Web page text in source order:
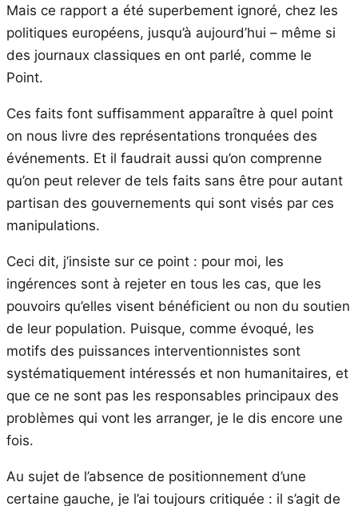
Mais ce rapport a été superbement ignoré, chez les
politiques européens, jusqu’à aujourd’hui – même si
des journaux classiques en ont parlé, comme le
Point.
Ces faits font suffisamment apparaître à quel point
on nous livre des représentations tronquées des
événements. Et il faudrait aussi qu’on comprenne
qu’on peut relever de tels faits sans être pour autant
partisan des gouvernements qui sont visés par ces
manipulations.
Ceci dit, j’insiste sur ce point : pour moi, les
ingérences sont à rejeter en tous les cas, que les
pouvoirs qu’elles visent bénéficient ou non du soutien
de leur population. Puisque, comme évoqué, les
motifs des puissances interventionnistes sont
systématiquement intéressés et non humanitaires, et
que ce ne sont pas les responsables principaux des
problèmes qui vont les arranger, je le dis encore une
fois.
Au sujet de l’absence de positionnement d’une
certaine gauche, je l’ai toujours critiquée : il s’agit de